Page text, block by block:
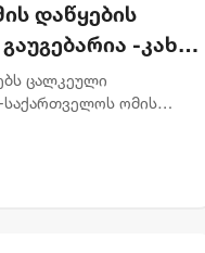
დაწყების
-კახა
ცალკეული
საქართველოს ომის